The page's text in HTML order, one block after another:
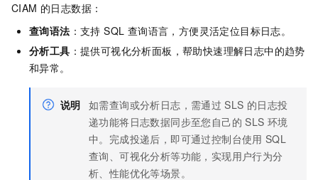
CIAM 的日志数据：
查询语法 ：支持 SQL 查询语言，方便灵活定位目标日志。
分析工具 ：提供可视化分析面板，帮助快速理解日志中的趋势
和异常。
说明 如需查询或分析日志，需通过 SLS 的日志投
递功能将日志数据同步至您自己的 SLS 环境
中。完成投递后，即可通过控制台使用 SQL
查询、可视化分析等功能，实现用户行为分
析、性能优化等场景。